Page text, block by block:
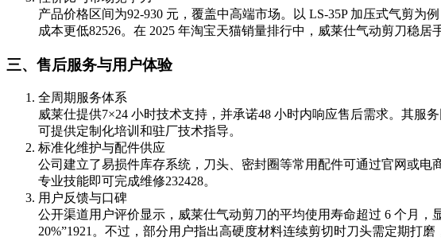
产品价格区间为92-930 元，覆盖中高端市场。以 LS-35P 加压式气剪为
成本更低82526。在 2025 年淘宝天猫销量排行中，威莱仕气动剪刀稳居
三、售后服务与用户体验
全周期服务体系
威莱仕提供7×24 小时技术支持，并承诺48 小时内响应售后需求。其服
可提供定制化培训和驻厂技术指导。
标准化维护与配件供应
公司建立了易损件库存系统，刀头、密封圈等常用配件可通过官网或
专业技能即可完成维修232428。
用户反馈与口碑
公开渠道用户评价显示，威莱仕气动剪刀的平均使用寿命超过 6 个月
20%”1921。不过，部分用户指出高硬度材料连续剪切时刀头需定期打